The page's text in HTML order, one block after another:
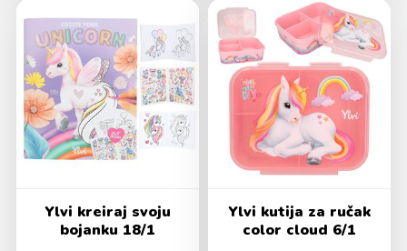
Ylvi kreiraj svoju
bojanku 18/1
Ylvi kutija za ručak
color cloud 6/1